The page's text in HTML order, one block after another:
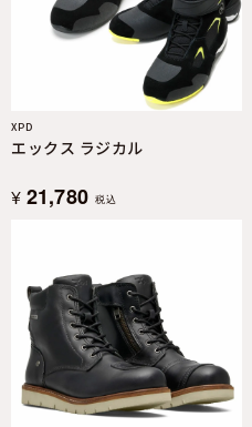
XPD
エックス ラジカル
¥ 21,780 税込